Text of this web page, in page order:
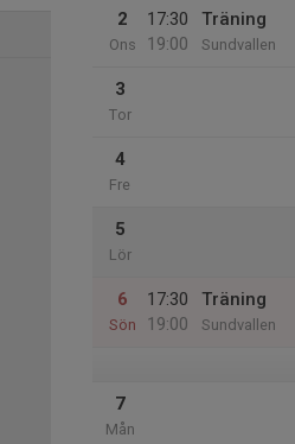
2
Ons
17:30
19:00
Träning
Sundvallen
3
Tor
4
Fre
5
Lör
6
Sön
17:30
19:00
Träning
Sundvallen
7
Mån